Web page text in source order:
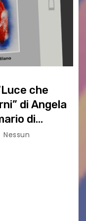
che
di Angela
di
Nessun